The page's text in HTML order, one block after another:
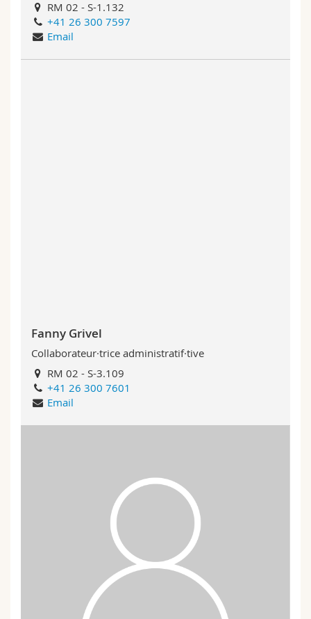
RM 02 - S-1.132
+41 26 300 7597
Email
Fanny Grivel
Collaborateur·trice administratif·tive
RM 02 - S-3.109
+41 26 300 7601
Email